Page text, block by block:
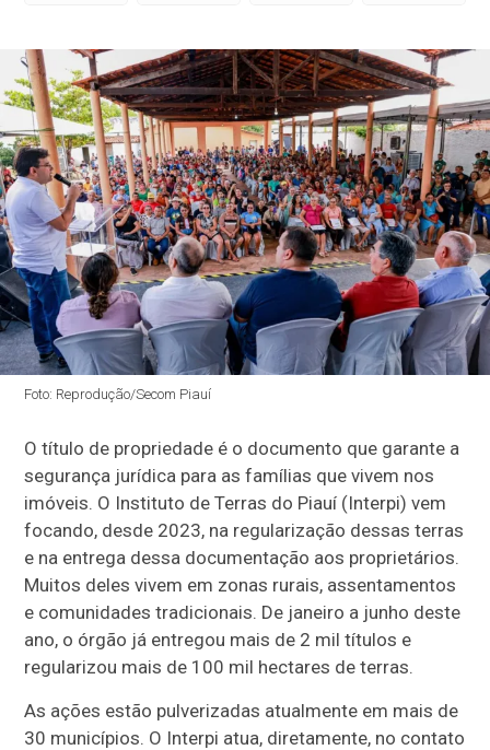
Foto: Reprodução/Secom Piauí
O título de propriedade é o documento que garante a
segurança jurídica para as famílias que vivem nos
imóveis. O Instituto de Terras do Piauí (Interpi) vem
focando, desde 2023, na regularização dessas terras
e na entrega dessa documentação aos proprietários.
Muitos deles vivem em zonas rurais, assentamentos
e comunidades tradicionais. De janeiro a junho deste
ano, o órgão já entregou mais de 2 mil títulos e
regularizou mais de 100 mil hectares de terras.
As ações estão pulverizadas atualmente em mais de
30 municípios. O Interpi atua, diretamente, no contato